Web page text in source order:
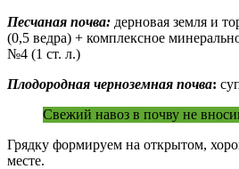
Песчаная почва: дерновая земля и
(0,5 ведра) + комплексное
№4 (1 ст. л.)
Плодородная черноземная почва:
Свежий навоз в почву не
Грядку формируем на открытом,
месте.